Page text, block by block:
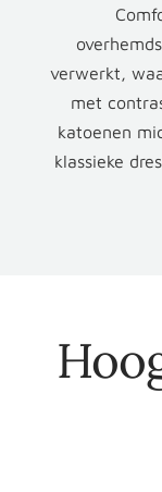
verwerkt,
met
katoenen
klassieke